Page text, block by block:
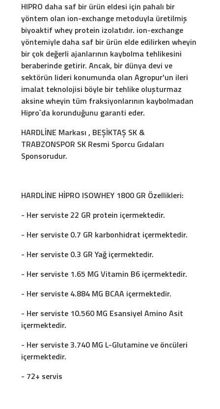
HIPRO daha saf bir ürün eldesi için pahalı bir
yöntem olan ion-exchange metoduyla üretilmiş
biyoaktif whey protein izolatıdır. ion-exchange
yöntemiyle daha saf bir ürün elde edilirken wheyin
bir çok değerli ajanlarının kaybolma tehlikesini
beraberinde getirir. Ancak, bir dünya devi ve
sektörün lideri konumunda olan Agropur'un ileri
imalat teknolojisi böyle bir tehlike oluşturmaz
aksine wheyin tüm fraksiyonlarının kaybolmadan
Hipro`da korunduğunu garanti eder.
HARDLİNE Markası , BEŞİKTAŞ SK &
TRABZONSPOR SK Resmi Sporcu Gıdaları
Sponsorudur.
HARDLİNE HİPRO ISOWHEY 1800 GR Özellikleri:
- Her serviste 22 GR protein içermektedir.
- Her serviste 0.7 GR karbonhidrat içermektedir.
- Her serviste 0.3 GR Yağ içermektedir.
- Her serviste 1.65 MG Vitamin B6 içermektedir.
- Her serviste 4.884 MG BCAA içermektedir.
- Her serviste 10.560 MG Esansiyel Amino Asit
içermektedir.
- Her serviste 3.740 MG L-Glutamine ve öncüleri
içermektedir.
- 72+ servis